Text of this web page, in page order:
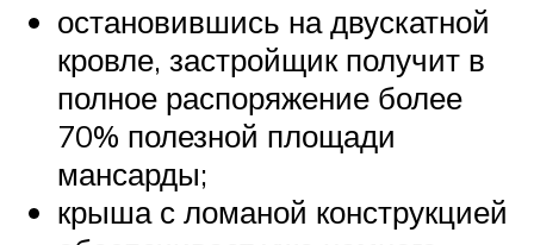
остановившись на двускатной
кровле, застройщик получит в
полное распоряжение более
70% полезной площади
мансарды;
крыша с ломаной конструкцией